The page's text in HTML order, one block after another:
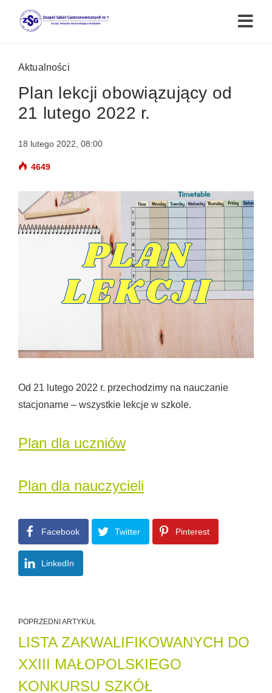
Aktualności
Plan lekcji obowiązujący od
21 lutego 2022 r.
18 lutego 2022, 08:00
4649
Od 21 lutego 2022 r. przechodzimy na nauczanie
stacjonarne – wszystkie lekcje w szkole.
Plan dla uczniów
Plan dla nauczycieli
Facebook Twitter Pinterest
LinkedIn
POPRZEDNI ARTYKUŁ
LISTA ZAKWALIFIKOWANYCH DO
XXIII MAŁOPOLSKIEGO
KONKURSU SZKÓŁ